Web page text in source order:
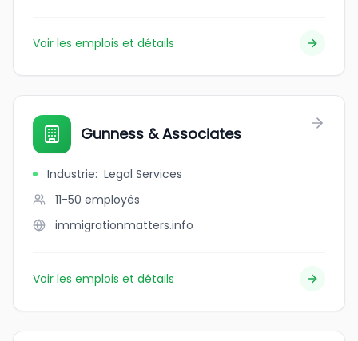
Voir les emplois et détails
Gunness & Associates
Industrie: Legal Services
11-50 employés
immigrationmatters.info
Voir les emplois et détails